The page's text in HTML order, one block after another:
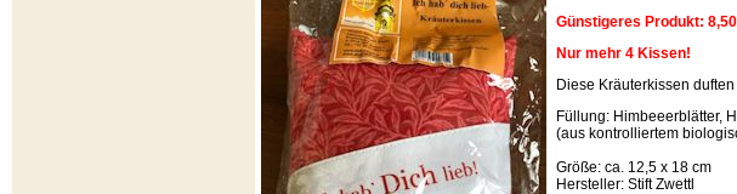
Günstigeres Produkt:
Nur mehr 4 Kissen!
Diese Kräuterkissen
Füllung: Himbeeerblätter,
(aus kontrolliertem
Größe: ca. 12,5 x 18 cm
Hersteller: Stift Zwettl